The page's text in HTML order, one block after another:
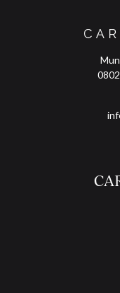
d’aproximadament 10
L’habitatge es lliura
més, disposa de
comunitari, un espai
informació o per